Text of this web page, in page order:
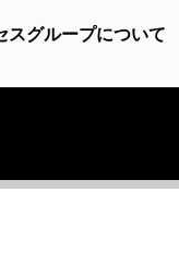
スグループについて